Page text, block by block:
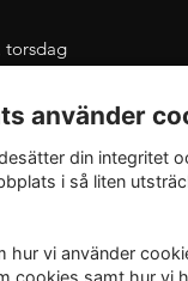
torsdag
13.00 – 16.00
använder
din integritet
i så liten
hur vi använder
cookies samt hur vi